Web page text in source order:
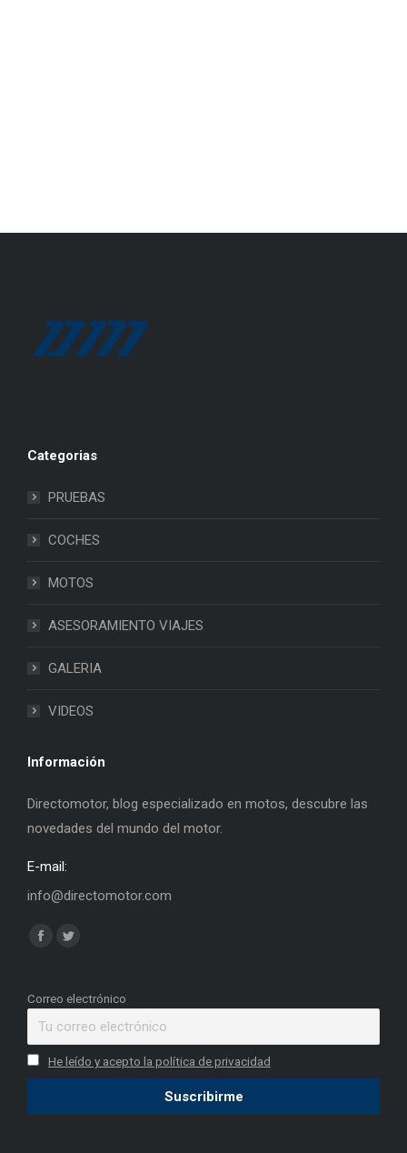
Categorias
PRUEBAS
COCHES
MOTOS
ASESORAMIENTO VIAJES
GALERIA
VIDEOS
Información
Directomotor, blog especializado en motos, descubre las
novedades del mundo del motor.
E-mail:
info@directomotor.com
Find us on:
Facebook
opens
window
Twitter
opens
window
Correo electrónico
He leído y acepto la política de privacidad